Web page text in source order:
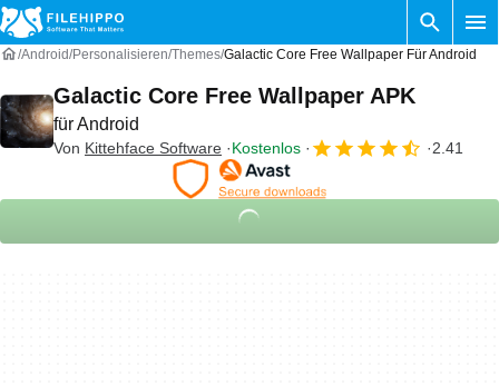
Android Personalisieren Themes Galactic Core Free Wallpaper Für Android
Galactic Core Free Wallpaper APK
für Android
Von Kittehface Software Kostenlos 2.41